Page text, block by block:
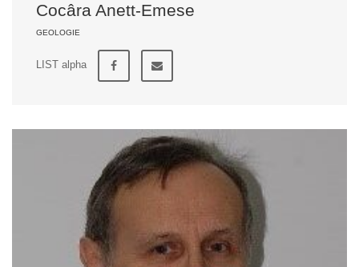
Cocâra Anett-Emese
GEOLOGIE
LIST alpha